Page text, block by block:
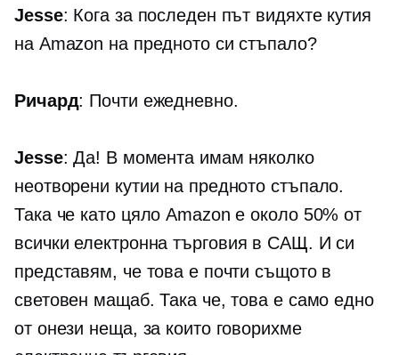
Jesse: Кога за последен път видяхте кутия
на Amazon на предното си стъпало?
Ричард: Почти ежедневно.
Jesse: Да! В момента имам няколко
неотворени кутии на предното стъпало.
Така че като цяло Amazon е около 50% от
всичкиелектронна търговия в САЩ. И си
представям, че това е почти същото в
световен мащаб. Така че, това е само едно
от онези неща, за които говорихме